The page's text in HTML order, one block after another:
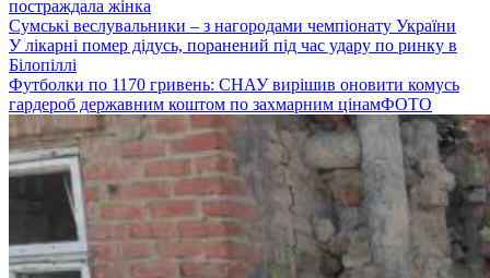
постраждала жінка
Сумські веслувальники – з нагородами чемпіонату України
У лікарні помер дідусь, поранений під час удару по ринку в
Білопіллі
Футболки по 1170 гривень: СНАУ вирішив оновити комусь
гардероб державним коштом по захмарним цінамФОТО